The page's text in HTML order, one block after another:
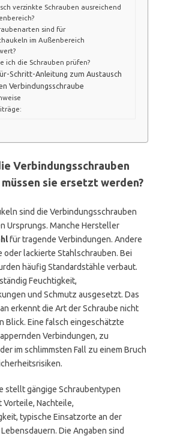
verzinkte Schrauben ausreichend
sind für
im Außenbereich
ich die Schrauben prüfen?
Schritt-Anleitung zum Austausch
Verbindungsschraube
Verbindungsschrauben
sie ersetzt werden?
sind die Verbindungsschrauben
Ursprungs. Manche Hersteller
für tragende Verbindungen. Andere
lackierte Stahlschrauben. Bei
häufig Standardstähle verbaut.
Feuchtigkeit,
und Schmutz ausgesetzt. Das
erkennt die Art der Schraube nicht
Blick. Eine falsch eingeschätzte
Verbindungen, zu
im schlimmsten Fall zu einem Bruch
stellt gängige Schraubentypen
Vorteile, Nachteile,
typische Einsatzorte an der
Die Angaben sind